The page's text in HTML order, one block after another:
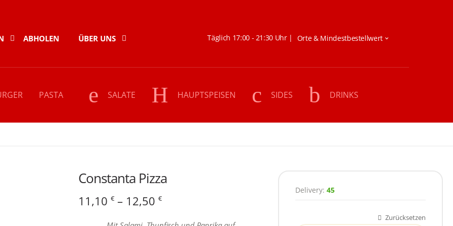
ABHOLEN ÜBER UNS Täglich 17:00 - 21:30 Uhr |
PASTA SALATE HAUPTSPEISEN SIDES DRINKS
Constanta Pizza
11,10 € – 12,50 €Preisspanne:
Delivery: 45
Zurücksetzen